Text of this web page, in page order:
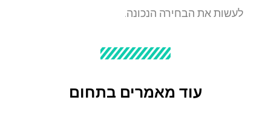
לעשות את הבחירה הנכונה.
עוד מאמרים בתחום